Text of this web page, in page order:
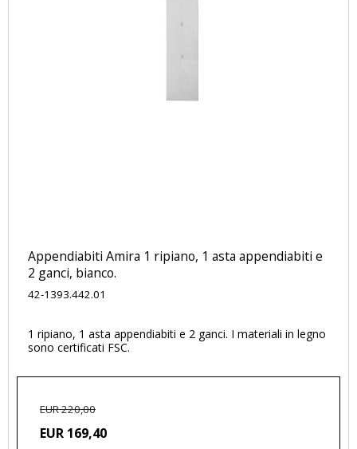
Appendiabiti Amira 1 ripiano, 1 asta appendiabiti e
2 ganci, bianco.
42-1393.442.01
1 ripiano, 1 asta appendiabiti e 2 ganci. I materiali in legno
sono certificati FSC.
EUR 220,00
EUR 169,40